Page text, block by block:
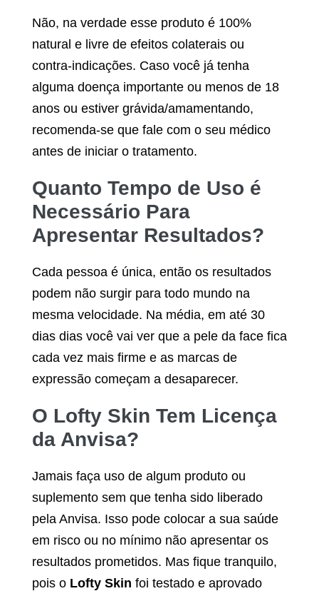
Não, na verdade esse produto é 100%
natural e livre de efeitos colaterais ou
contra-indicações. Caso você já tenha
alguma doença importante ou menos de 18
anos ou estiver grávida/amamentando,
recomenda-se que fale com o seu médico
antes de iniciar o tratamento.
Quanto Tempo de Uso é
Necessário Para
Apresentar Resultados?
Cada pessoa é única, então os resultados
podem não surgir para todo mundo na
mesma velocidade. Na média, em até 30
dias dias você vai ver que a pele da face fica
cada vez mais firme e as marcas de
expressão começam a desaparecer.
O Lofty Skin Tem Licença
da Anvisa?
Jamais faça uso de algum produto ou
suplemento sem que tenha sido liberado
pela Anvisa. Isso pode colocar a sua saúde
em risco ou no mínimo não apresentar os
resultados prometidos. Mas fique tranquilo,
pois o Lofty Skin foi testado e aprovado